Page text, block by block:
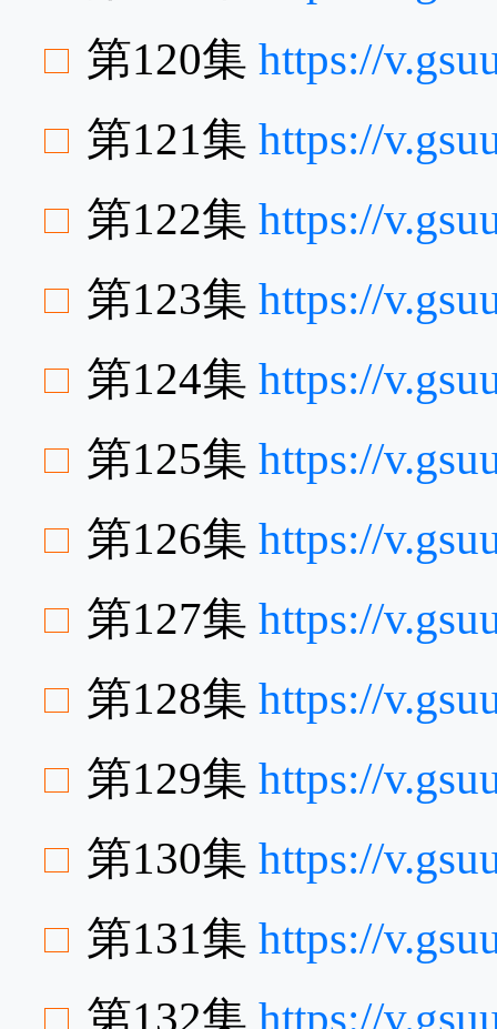
第120集 https://
第121集 https://
第122集 https://
第123集 https://
第124集 https://
第125集 https://
第126集 https://
第127集 https://
第128集 https://
第129集 https://
第130集 https://
第131集 https://
第132集 https://